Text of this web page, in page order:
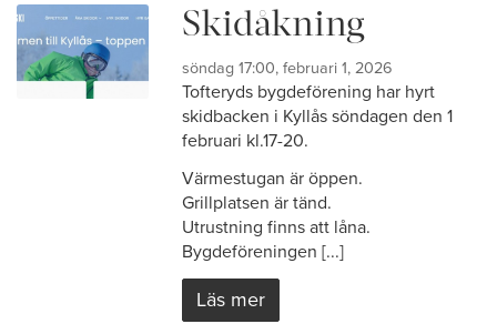
Skidåkning
söndag 17:00, februari 1, 2026
Tofteryds bygdeförening har hyrt
skidbacken i Kyllås söndagen den 1
februari kl.17-20.
Värmestugan är öppen.
Grillplatsen är tänd.
Utrustning finns att låna.
Bygdeföreningen [...]
Läs mer